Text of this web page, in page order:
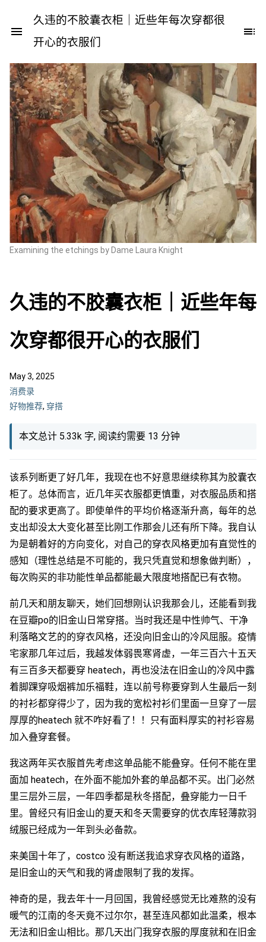
久违的不胶囊衣柜｜近些年每次穿都很
开心的衣服们
Examining the etchings by Dame Laura Knight
久违的不胶囊衣柜｜近些年每
次穿都很开心的衣服们
May 3, 2025
消费录
好物推荐, 穿搭
本文总计 5.33k 字, 阅读约需要 13 分钟
该系列断更了好几年，我现在也不好意思继续称其为胶囊衣
柜了。总体而言，近几年买衣服都更慎重，对衣服品质和搭
配的要求更高了。即使单件的平均价格逐渐升高，每年的总
支出却没太大变化甚至比刚工作那会儿还有所下降。我自认
为是朝着好的方向变化，对自己的穿衣风格更加有直觉性的
感知（理性总结是不可能的，我只凭直觉和想象做判断），
每次购买的非功能性单品都能最大限度地搭配已有衣物。
前几天和朋友聊天，她们回想刚认识我那会儿，还能看到我
在豆瓣po的旧金山日常穿搭。当时我还是中性帅气、干净
利落略文艺的的穿衣风格，还没向旧金山的冷风屈服。疫情
宅家那几年过后，我越发体弱畏寒肾虚，一年三百六十五天
有三百多天都要穿 heatech，再也没法在旧金山的冷风中露
着脚踝穿吸烟裤加乐福鞋，连以前号称要穿到人生最后一刻
的衬衫都穿得少了，因为我的宽松衬衫们里面一旦穿了一层
厚厚的heatech 就不咋好看了！！只有面料厚实的衬衫容易
加入叠穿套餐。
我这两年买衣服首先考虑这单品能不能叠穿。任何不能在里
面加 heatech，在外面不能加外套的单品都不买。出门必然
里三层外三层，一年四季都是秋冬搭配，叠穿能力一日千
里。曾经只有旧金山的夏天和冬天需要穿的优衣库轻薄款羽
绒服已经成为一年到头必备款。
来美国十年了，costco 没有断送我追求穿衣风格的道路，
是旧金山的天气和我的肾虚限制了我的发挥。
神奇的是，我去年十一月回国，我曾经感觉无比难熬的没有
暖气的江南的冬天竟不过尔尔，甚至连风都如此温柔，根本
无法和旧金山相比。那几天出门我穿衣服的厚度就和在旧金